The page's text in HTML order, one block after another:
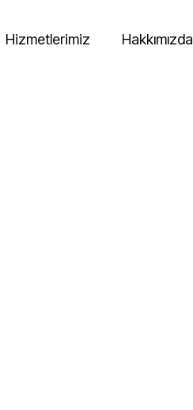
Hizmetlerimiz Hakkımızda